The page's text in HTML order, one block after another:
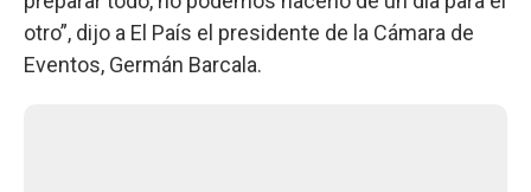
otro”, dijo a El País el presidente de la Cámara de
Eventos, Germán Barcala.